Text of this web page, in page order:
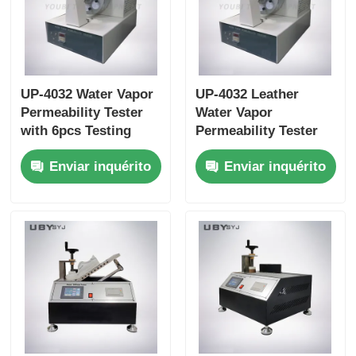
UP-4032 Water Vapor
Permeability Tester
with 6pcs Testing
Bottle, 75 ±5cpm
Bottles Holder Speed,
and 30±1 mm Bottle
Leather and Textile
Enviar inquérito
UP-4032 Leather
Water Vapor
Permeability Tester
with 6pcs Testing
Bottle for Footwear
EN ISO 20344 SATRA
Enviar inquérito